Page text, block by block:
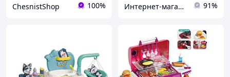
ChesnistShop 100% Интернет-магазин Восторг Онлайн - товары для различных людей! 91%